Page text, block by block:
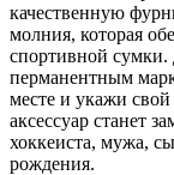
качественную
молния, которая
спортивной сумки.
перманентным
месте и укажи
аксессуар станет
хоккеиста, мужа,
рождения.